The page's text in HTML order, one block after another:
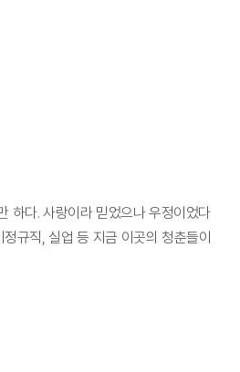
하다. 사랑이라 믿었으나 우정이었다
규직, 실업 등 지금 이곳의 청춘들이